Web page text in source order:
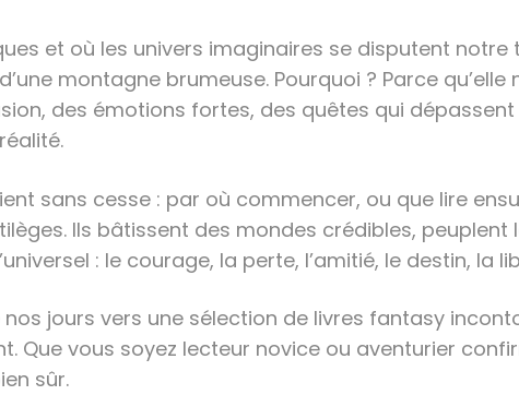
et où les univers imaginaires se disputent
montagne brumeuse. Pourquoi ? Parce
des émotions fortes, des quêtes qui
sans cesse : par où commencer, ou que lire
Ils bâtissent des mondes crédibles,
: le courage, la perte, l’amitié, le destin, la
jours vers une sélection de livres fantasy
Que vous soyez lecteur novice ou aventurier
sûr.